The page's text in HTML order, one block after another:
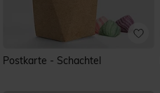
Postkarte - Schachtel